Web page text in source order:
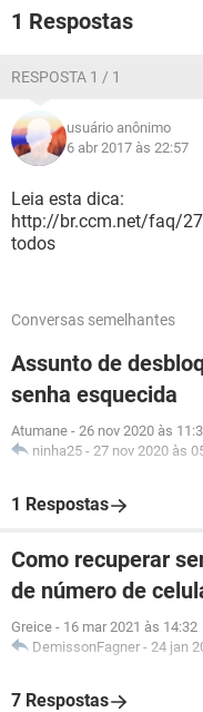
1 Respostas
RESPOSTA 1 / 1
usuário anônimo
6 abr 2017 às 22:57
Leia esta dica:
http://br.ccm.net/faq/
todos
Conversas semelhantes
Assunto de
senha esquecida
Atumane - 26 nov 2020 às
ninha25 - 27 nov 2020 às
1 Respostas
Como recuperar
de número de
Greice - 16 mar 2021 às 14:32
DemissonFagner - 24 jan
7 Respostas